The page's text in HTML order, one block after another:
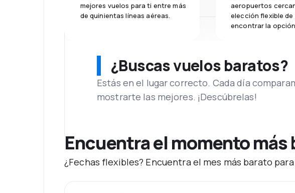
mejores vuelos para ti entre más
de quinientas líneas aéreas.
aeropuertos
elección flexible
encontrar la
¿Buscas vuelos baratos?
Estás en el lugar correcto. Cada día
mostrarte las mejores. ¡Descúbrelas!
Encuentra el momento más
¿Fechas flexibles? Encuentra el mes más barato